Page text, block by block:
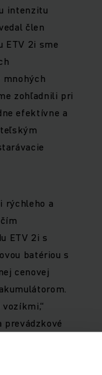
intenzitu
člen
ETV 2i sme
mnohých
zohľadnili pri
efektívne a
rýchleho a
ETV 2i s
batériou s
cenovej